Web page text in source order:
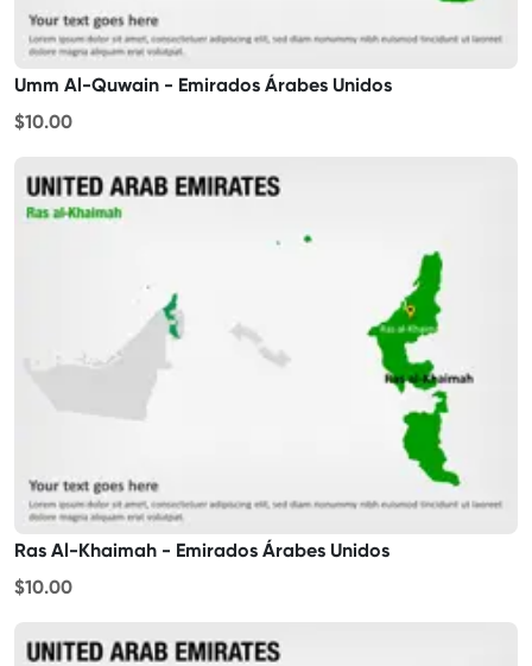
Umm Al-Quwain - Emirados Árabes Unidos
$10.00
Ras Al-Khaimah - Emirados Árabes Unidos
$10.00